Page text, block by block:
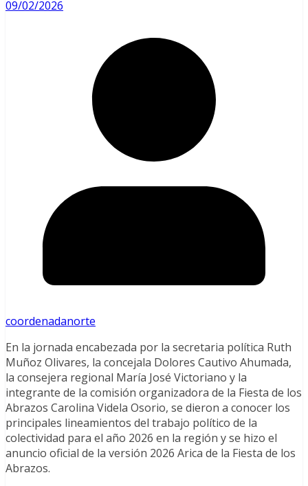
09/02/2026
coordenadanorte
En la jornada encabezada por la secretaria política Ruth
Muñoz Olivares, la concejala Dolores Cautivo Ahumada,
la consejera regional María José Victoriano y la
integrante de la comisión organizadora de la Fiesta de los
Abrazos Carolina Videla Osorio, se dieron a conocer los
principales lineamientos del trabajo político de la
colectividad para el año 2026 en la región y se hizo el
anuncio oficial de la versión 2026 Arica de la Fiesta de los
Abrazos.